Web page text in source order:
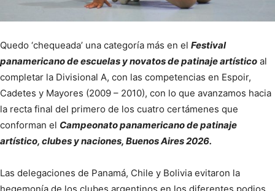
Quedo ‘chequeada’ una categoría más en el Festival
panamericano de escuelas y novatos de patinaje artístico al
completar la Divisional A, con las competencias en Espoir,
Cadetes y Mayores (2009 – 2010), con lo que avanzamos hacia
la recta final del primero de los cuatro certámenes que
conforman el Campeonato panamericano de patinaje
artístico, clubes y naciones, Buenos Aires 2026.
Las delegaciones de Panamá, Chile y Bolivia evitaron la
hegemonía de los clubes argentinos en los diferentes podios,